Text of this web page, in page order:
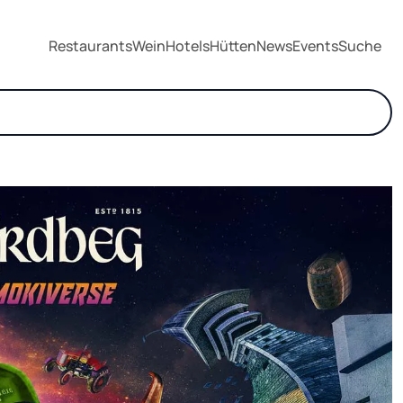
RestaurantsWeinHotelsHüttenNewsEventsSuche